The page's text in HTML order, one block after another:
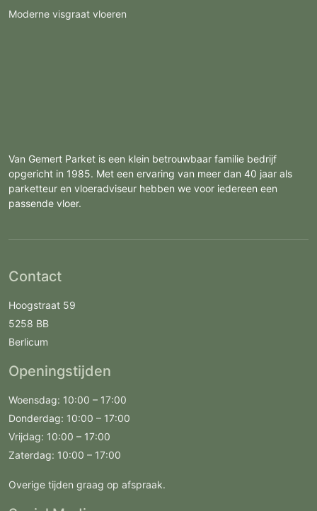
Moderne visgraat vloeren
Van Gemert Parket is een klein betrouwbaar familie bedrijf
opgericht in 1985. Met een ervaring van meer dan 40 jaar als
parketteur en vloeradviseur hebben we voor iedereen een
passende vloer.
Contact
Hoogstraat 59
5258 BB
Berlicum
Openingstijden
Woensdag: 10:00 – 17:00
Donderdag: 10:00 – 17:00
Vrijdag: 10:00 – 17:00
Zaterdag: 10:00 – 17:00
Overige tijden graag op afspraak.